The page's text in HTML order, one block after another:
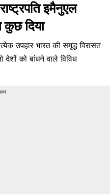
इमैनुएल
कुछ दिया
उपहार भारत की समृद्ध विरासत
को बांधने वाले विविध